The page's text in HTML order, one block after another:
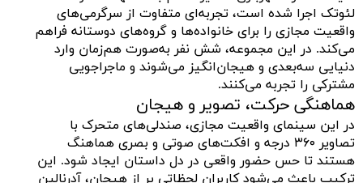
لئوتک اجرا شده است، تجربه‌ای متفاوت از سرگرمی‌های
واقعیت مجازی را برای خانواده‌ها و گروه‌های دوستانه فراهم
می‌کند. در این مجموعه، شش نفر به‌صورت هم‌زمان وارد
دنیایی سه‌بعدی و هیجان‌انگیز می‌شوند و ماجراجویی
مشترکی را تجربه می‌کنند.
هماهنگی حرکت، تصویر و هیجان
در این سینمای واقعیت مجازی، صندلی‌های متحرک با
تصاویر ۳۶۰ درجه و افکت‌های صوتی و بصری هماهنگ
هستند تا حس حضور واقعی در دل داستان ایجاد شود. این
ترکیب باعث می‌شود کاربران لحظاتی پر از هیجان، آدرنالین